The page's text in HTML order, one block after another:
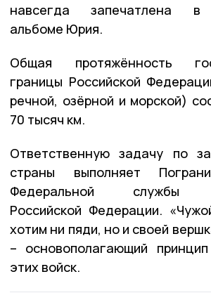
навсегда запечатлена в
альбоме Юрия.
Общая протяжённость
границы Российской
речной, озёрной и морской)
70 тысяч км.
Ответственную задачу по
страны выполняет
Федеральной службы
Российской Федерации.
хотим ни пяди, но и своей
– основополагающий
этих войск.